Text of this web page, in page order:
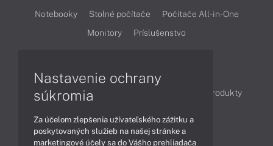
Notebooky Stolné počítače
Počítače All-in-One
Monitory
Príslušenstvo
Články
Obchodné informácie
Produkty
Nastavenie ochrany
súkromia
Za účelom zlepšenia užívateľského zážitku a
poskytovaných služieb na našej stránke a
marketingové účely sa do Vášho prehliadača